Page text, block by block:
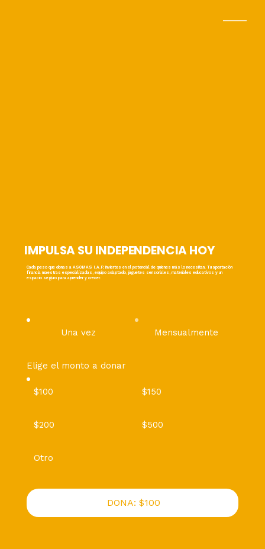
IMPULSA SU INDEPENDENCIA HOY
Cada peso que donas a ASOMAS I.A.P, inviertes en el potencial de quienes más lo necesitan. Tu aportación
financia maestras especializadas, equipo adaptado, juguetes sensoriales, materiales educativos y un
espacio seguro para aprender y crecer.
Una vez Mensualmente
Elige el monto a donar
$100 $150
$200 $500
Otro
DONA: $100